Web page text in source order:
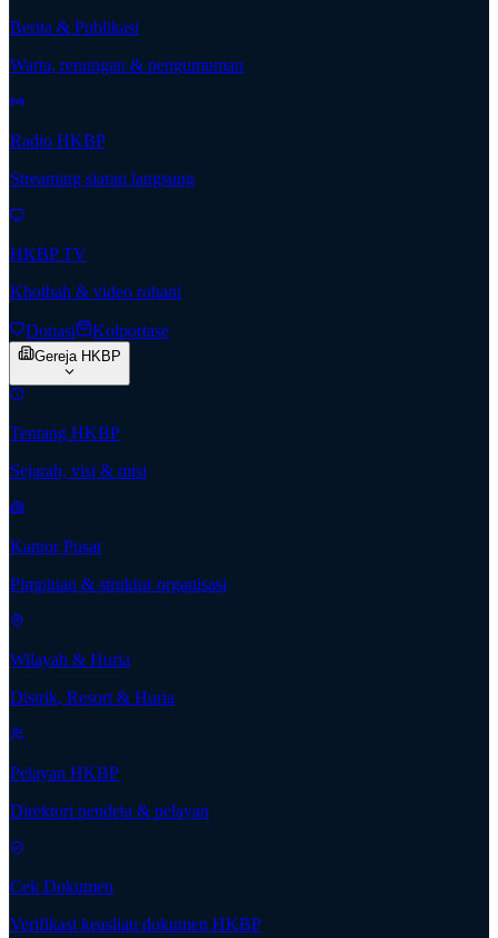
Berita & Publikasi
Warta, renungan & pengumuman
Radio HKBP
Streaming siaran langsung
HKBP TV
Khotbah & video rohani
Donasi Kolportase
Gereja HKBP
Tentang HKBP
Sejarah, visi & misi
Kantor Pusat
Pimpinan & struktur organisasi
Wilayah & Huria
Distrik, Resort & Huria
Pelayan HKBP
Direktori pendeta & pelayan
Cek Dokumen
Verifikasi keaslian dokumen HKBP